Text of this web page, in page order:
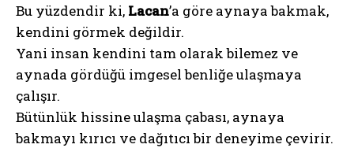
Bu yüzdendir ki, Lacan’a göre aynaya bakmak,
kendini görmek değildir.
Yani insan kendini tam olarak bilemez ve
aynada gördüğü imgesel benliğe ulaşmaya
çalışır.
Bütünlük hissine ulaşma çabası, aynaya
bakmayı kırıcı ve dağıtıcı bir deneyime çevirir.